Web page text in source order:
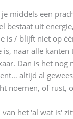
middels een
bestaat uit
is / blijft niet op
naar alle
Dan is het
altijd al
noemen, of
het 'al wat is'